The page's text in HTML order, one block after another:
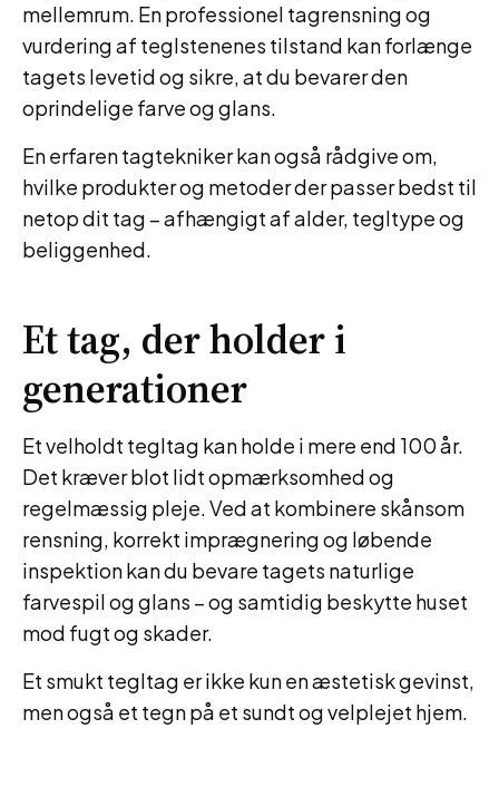
mellemrum. En professionel tagrensning og
vurdering af teglstenenes tilstand kan forlænge
tagets levetid og sikre, at du bevarer den
oprindelige farve og glans.
En erfaren tagtekniker kan også rådgive om,
hvilke produkter og metoder der passer bedst til
netop dit tag – afhængigt af alder, tegltype og
beliggenhed.
Et tag, der holder i
generationer
Et velholdt tegltag kan holde i mere end 100 år.
Det kræver blot lidt opmærksomhed og
regelmæssig pleje. Ved at kombinere skånsom
rensning, korrekt imprægnering og løbende
inspektion kan du bevare tagets naturlige
farvespil og glans – og samtidig beskytte huset
mod fugt og skader.
Et smukt tegltag er ikke kun en æstetisk gevinst,
men også et tegn på et sundt og velplejet hjem.